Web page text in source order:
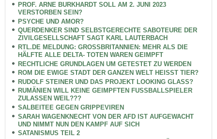
PROF. ARNE BURKHARDT SOLL AM 2. JUNI 2023
VERSTORBEN SEIN?
PSYCHE UND AMOR?
QUERDENKER SIND SELBSTGERECHTE SABOTEURE DER
ZIVILGESELLSCHAFT SAGT KARL LAUTERBACH
RTL.DE MELDUNG: GROSSBRITANNIEN: MEHR ALS DIE
HÄLFTE ALLE DELTA- TOTEN WAREN GEIMPFT
RECHTLICHE GRUNDLAGEN UM GETESTET ZU WERDEN
ROM DIE EWIGE STADT DER GANZEN WELT HEISST TIER?
RUDOLF STEINER UND DAS PROJEKT LOOKING GLASS?
RUMÄNIEN WILL KEINE GEIMPFTEN FUSSBALLSPIELER
ZULASSEN WEIL???
SALBEITEE GEGEN GRIPPEVIREN
SARAH WAGENKNECHT VON DER AFD IST AUFGEWACHT
UND NIMMT NUN DEN KAMPF AUF SICH
SATANISMUS TEIL 2